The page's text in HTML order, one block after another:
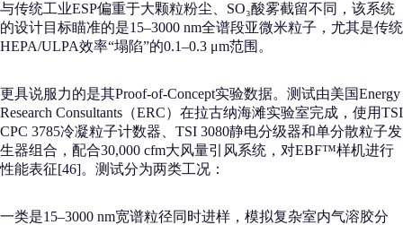
与传统工业ESP偏重于大颗粒粉尘、SO₃酸雾截留不同，该系统
的设计目标瞄准的是15–3000 nm全谱段亚微米粒子，尤其是传统
HEPA/ULPA效率“塌陷”的0.1–0.3 μm范围。
更具说服力的是其Proof-of-Concept实验数据。测试由美国Energy
Research Consultants（ERC）在拉古纳海滩实验室完成，使用TSI
CPC 3785冷凝粒子计数器、TSI 3080静电分级器和单分散粒子发
生器组合，配合30,000 cfm大风量引风系统，对EBF™样机进行
性能表征[46]。测试分为两类工况：
一类是15–3000 nm宽谱粒径同时进样，模拟复杂室内气溶胶分